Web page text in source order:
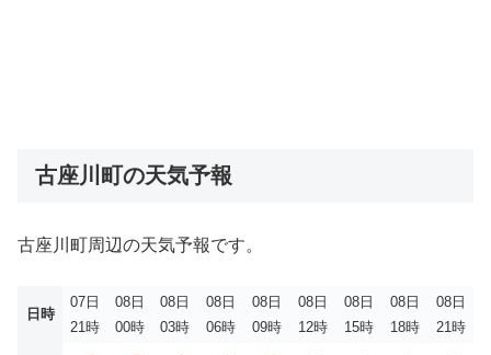
古座川町の天気予報
古座川町周辺の天気予報です。
日時
07日
21時
08日
00時
08日
03時
08日
06時
08日
09時
08日
12時
08日
15時
08日
18時
08日
21時